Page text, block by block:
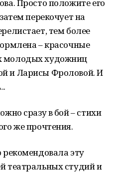
Просто положите его
перекочует на
тем более
– красочные
молодых художниц
и Ларисы Фроловой. И
сразу в бой – стихи
же прочтения.
эту
театральных студий и